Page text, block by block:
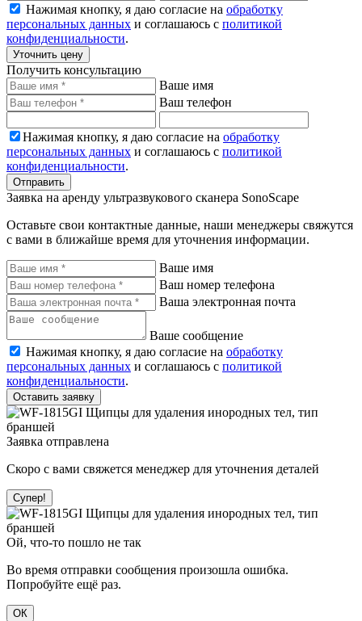
Нажимая кнопку, я даю согласие на обработку
персональных данных и соглашаюсь с политикой
конфиденциальности.
Уточнить цену
Получить консультацию
Ваше имя
Ваш телефон
Нажимая кнопку, я даю согласие на обработку
персональных данных и соглашаюсь с политикой
конфиденциальности.
Отправить
Заявка на аренду ультразвукового сканера SonoScape
Оставьте свои контактные данные, наши менеджеры свяжутся
с вами в ближайше время для уточнения информации.
Ваше имя
Ваш номер телефона
Ваша электронная почта
Ваше сообщение
Нажимая кнопку, я даю согласие на обработку
персональных данных и соглашаюсь с политикой
конфиденциальности.
Оставить заявку
Заявка отправлена
Скоро с вами свяжется менеджер для уточнения деталей
Супер!
Ой, что-то пошло не так
Во время отправки сообщения произошла ошибка.
Попробуйте ещё раз.
ОК